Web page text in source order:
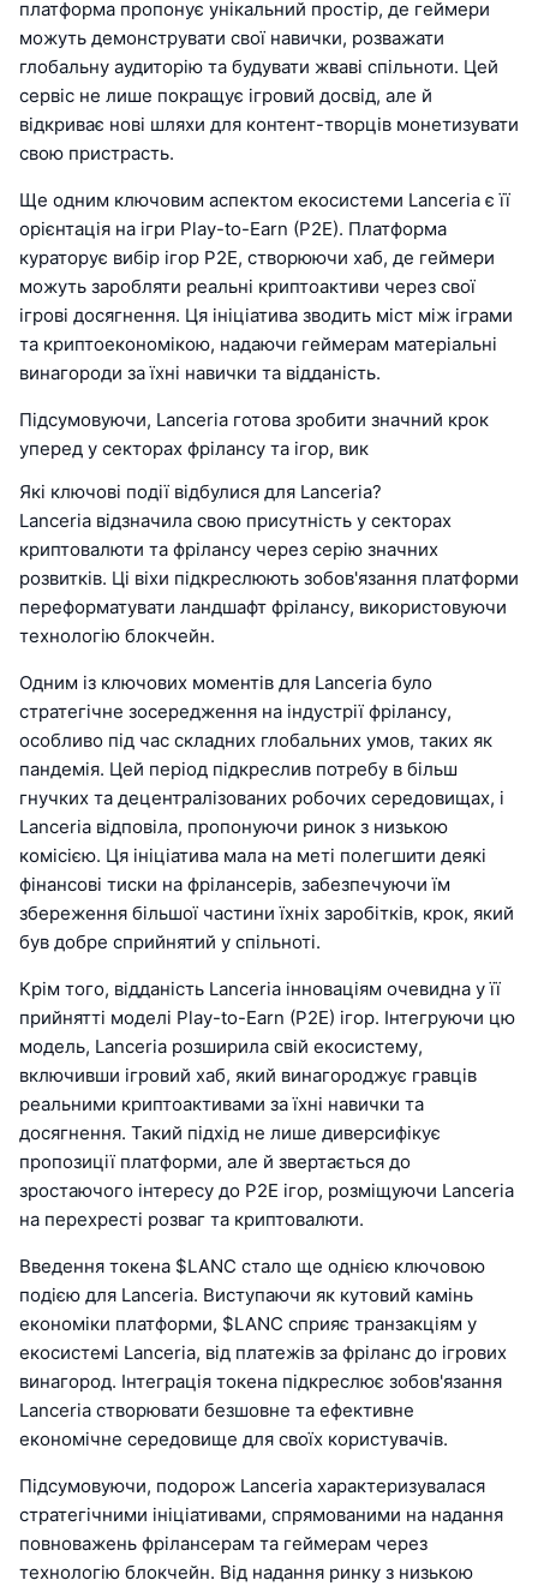
платформа пропонує унікальний простір, де геймери
можуть демонструвати свої навички, розважати
глобальну аудиторію та будувати жваві спільноти. Цей
сервіс не лише покращує ігровий досвід, але й
відкриває нові шляхи для контент-творців монетизувати
свою пристрасть.
Ще одним ключовим аспектом екосистеми Lanceria є її
орієнтація на ігри Play-to-Earn (P2E). Платформа
кураторує вибір ігор P2E, створюючи хаб, де геймери
можуть заробляти реальні криптоактиви через свої
ігрові досягнення. Ця ініціатива зводить міст між іграми
та криптоекономікою, надаючи геймерам матеріальні
винагороди за їхні навички та відданість.
Підсумовуючи, Lanceria готова зробити значний крок
уперед у секторах фрілансу та ігор, вик
Які ключові події відбулися для Lanceria?
Lanceria відзначила свою присутність у секторах
криптовалюти та фрілансу через серію значних
розвитків. Ці віхи підкреслюють зобов'язання платформи
переформатувати ландшафт фрілансу, використовуючи
технологію блокчейн.
Одним із ключових моментів для Lanceria було
стратегічне зосередження на індустрії фрілансу,
особливо під час складних глобальних умов, таких як
пандемія. Цей період підкреслив потребу в більш
гнучких та децентралізованих робочих середовищах, і
Lanceria відповіла, пропонуючи ринок з низькою
комісією. Ця ініціатива мала на меті полегшити деякі
фінансові тиски на фрілансерів, забезпечуючи їм
збереження більшої частини їхніх заробітків, крок, який
був добре сприйнятий у спільноті.
Крім того, відданість Lanceria інноваціям очевидна у її
прийнятті моделі Play-to-Earn (P2E) ігор. Інтегруючи цю
модель, Lanceria розширила свій екосистему,
включивши ігровий хаб, який винагороджує гравців
реальними криптоактивами за їхні навички та
досягнення. Такий підхід не лише диверсифікує
пропозиції платформи, але й звертається до
зростаючого інтересу до P2E ігор, розміщуючи Lanceria
на перехресті розваг та криптовалюти.
Введення токена $LANC стало ще однією ключовою
подією для Lanceria. Виступаючи як кутовий камінь
економіки платформи, $LANC сприяє транзакціям у
екосистемі Lanceria, від платежів за фріланс до ігрових
винагород. Інтеграція токена підкреслює зобов'язання
Lanceria створювати безшовне та ефективне
економічне середовище для своїх користувачів.
Підсумовуючи, подорож Lanceria характеризувалася
стратегічними ініціативами, спрямованими на надання
повноважень фрілансерам та геймерам через
технологію блокчейн. Від надання ринку з низькою